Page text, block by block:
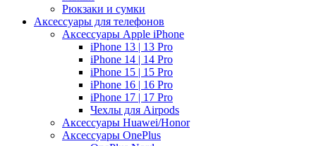
Рюкзаки и сумки
Аксессуары для телефонов
Аксессуары Apple iPhone
iPhone 13 | 13 Pro
iPhone 14 | 14 Pro
iPhone 15 | 15 Pro
iPhone 16 | 16 Pro
iPhone 17 | 17 Pro
Чехлы для Airpods
Аксессуары Huawei/Honor
Аксессуары OnePlus